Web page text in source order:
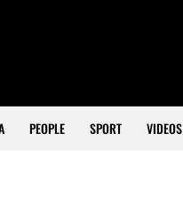
PEOPLE SPORT VIDEOS